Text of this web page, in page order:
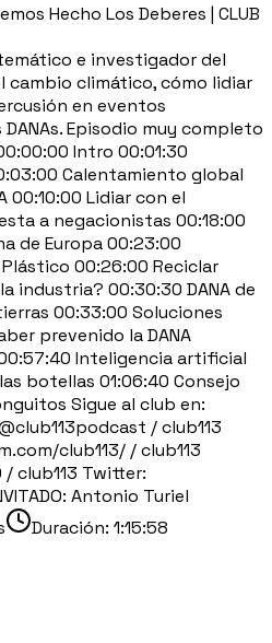
Hecho Los Deberes | CLUB
e investigador del
cambio climático, cómo lidiar
en eventos
Episodio muy completo
Intro 00:01:30
Calentamiento global
00:10:00 Lidiar con el
a negacionistas 00:18:00
de Europa 00:23:00
00:26:00 Reciclar
industria? 00:30:30 DANA de
00:33:00 Soluciones
prevenido la DANA
Inteligencia artificial
botellas 01:06:40 Consejo
Sigue al club en:
/ club113
club113/ / club113
club113 Twitter:
Antonio Turiel
Duración: 1:15:58